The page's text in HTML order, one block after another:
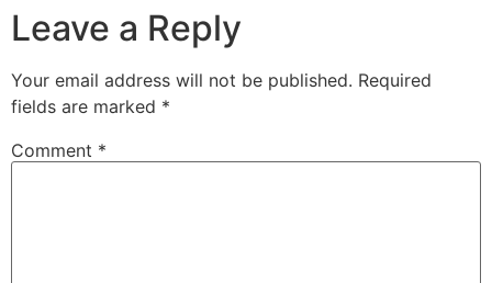
Leave a Reply
Your email address will not be published. Required
fields are marked *
Comment *